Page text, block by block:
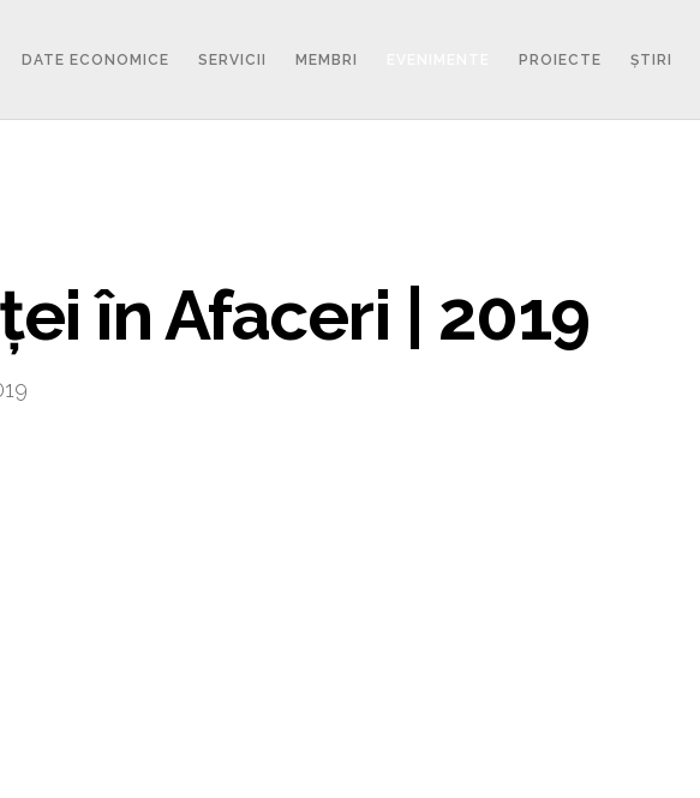
DATE ECONOMICE SERVICII MEMBRI PROIECTE ȘTIRI
în Afaceri | 2019